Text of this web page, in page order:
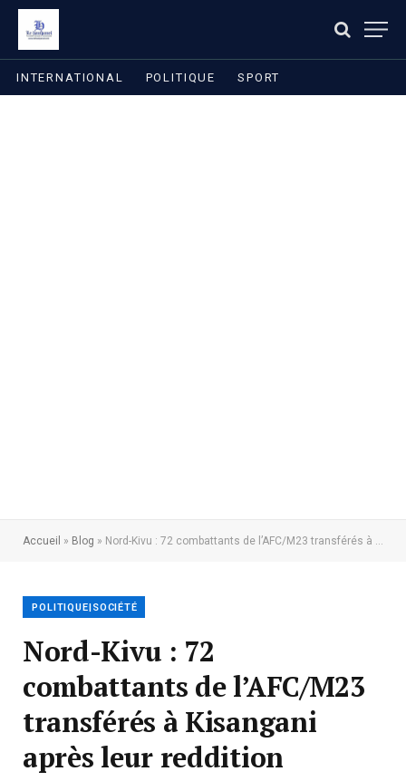
INTERNATIONAL POLITIQUE SPORT
Accueil » Blog » Nord-Kivu : 72 combattants de l’AFC/M23 transférés à Kisangani après leur reddition
POLITIQUE|SOCIÉTÉ
Nord-Kivu : 72
combattants de l’AFC/M23
transférés à Kisangani
après leur reddition